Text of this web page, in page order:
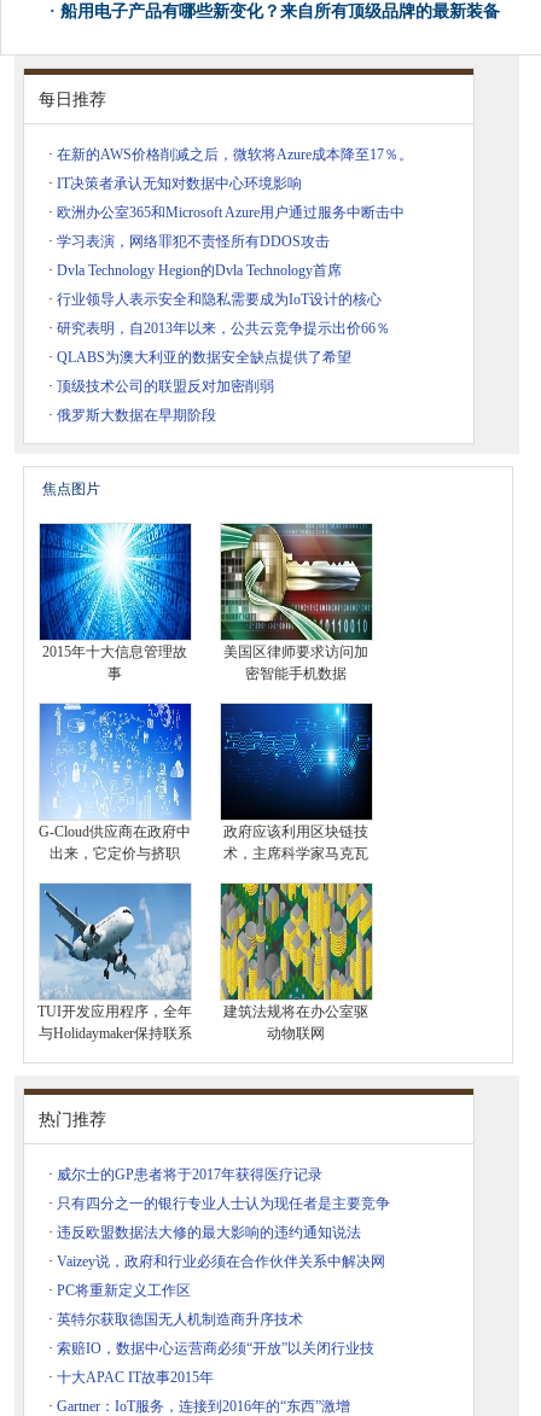
· 船用电子产品有哪些新变化？来自所有顶级品牌的最新装备
每日推荐
· 在新的AWS价格削减之后，微软将Azure成本降至17％。
· IT决策者承认无知对数据中心环境影响
· 欧洲办公室365和Microsoft Azure用户通过服务中断击中
· 学习表演，网络罪犯不责怪所有DDOS攻击
· Dvla Technology Hegion的Dvla Technology首席
· 行业领导人表示安全和隐私需要成为IoT设计的核心
· 研究表明，自2013年以来，公共云竞争提示出价66％
· QLABS为澳大利亚的数据安全缺点提供了希望
· 顶级技术公司的联盟反对加密削弱
· 俄罗斯大数据在早期阶段
焦点图片
2015年十大信息管理故
事
美国区律师要求访问加
密智能手机数据
G-Cloud供应商在政府中
出来，它定价与挤职
政府应该利用区块链技
术，主席科学家马克瓦
TUI开发应用程序，全年
与Holidaymaker保持联系
建筑法规将在办公室驱
动物联网
热门推荐
· 威尔士的GP患者将于2017年获得医疗记录
· 只有四分之一的银行专业人士认为现任者是主要竞争
· 违反欧盟数据法大修的最大影响的违约通知说法
· Vaizey说，政府和行业必须在合作伙伴关系中解决网
· PC将重新定义工作区
· 英特尔获取德国无人机制造商升序技术
· 索赔IO，数据中心运营商必须“开放”以关闭行业技
· 十大APAC IT故事2015年
· Gartner：IoT服务，连接到2016年的“东西”激增